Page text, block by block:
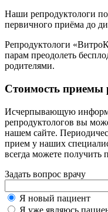
Наши репродуктологи
первичного приёма до
Репродуктологи
парам преодолеть
родителями.
Стоимость приемы
Исчерпывающую
репродуктологов вы
нашем сайте.
прием у наших
всегда можете
Задать вопрос врачу
Я новый пациент
Я уже являюсь